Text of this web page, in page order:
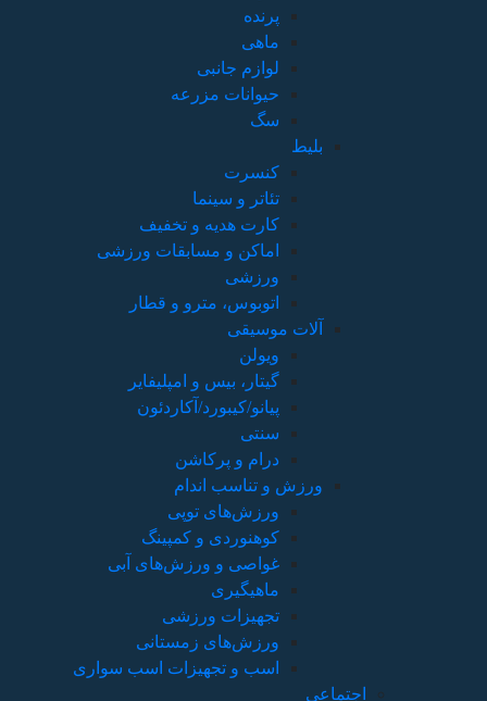
پرنده
ماهی
لوازم جانبی
حیوانات مزرعه
سگ
بلیط
کنسرت
تئاتر و سینما
کارت هدیه و تخفیف
اماکن و مسابقات ورزشی
ورزشی
اتوبوس، مترو و قطار
آلات موسیقی
ویولن
گیتار، بیس و امپلیفایر
پیانو/کیبورد/آکاردئون
سنتی
درام و پرکاشن
ورزش و تناسب اندام
ورزش‌های توپی
کوهنوردی و کمپینگ
غواصی و ورزش‌های آبی
ماهیگیری
تجهیزات ورزشی
ورزش‌های زمستانی
اسب و تجهیزات اسب سواری
اجتماعی